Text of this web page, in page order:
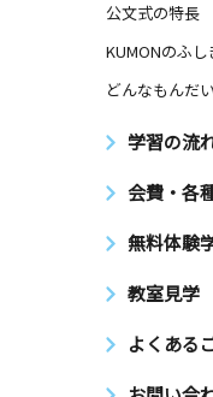
公文式の特長
KUMONのふし
どんなもんだ
学習の流
会費・各
無料体験
教室見学
よくある